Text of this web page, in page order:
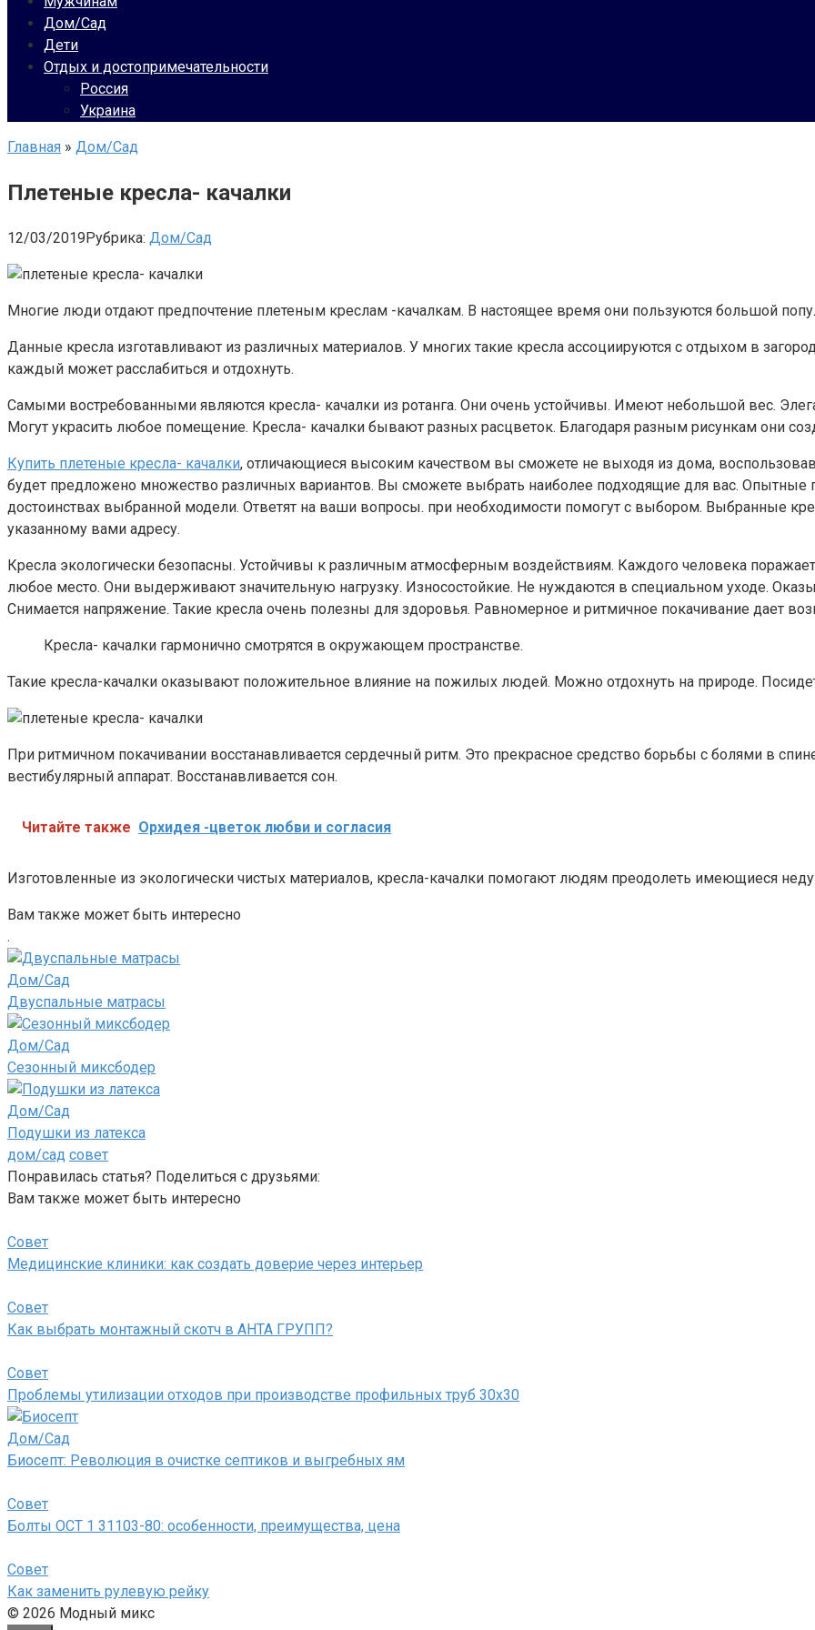
Дом/Сад
Дети
Отдых и достопримечательности
Россия
Украина
Главная » Дом/Сад
Плетеные кресла- качалки
12/03/2019Рубрика: Дом/Сад
Многие люди отдают предпочтение плетеным креслам -качалкам. В настоящее время они пользуются большой
Данные кресла изготавливают из различных материалов. У многих такие кресла ассоциируются с отдыхом в
каждый может расслабиться и отдохнуть.
Самыми востребованными являются кресла- качалки из ротанга. Они очень устойчивы. Имеют небольшой вес.
Могут украсить любое помещение. Кресла- качалки бывают разных расцветок. Благодаря разным рисункам они
Купить плетеные кресла- качалки, отличающиеся высоким качеством вы сможете не выходя из дома,
будет предложено множество различных вариантов. Вы сможете выбрать наиболее подходящие для вас. Опытные
достоинствах выбранной модели. Ответят на ваши вопросы. при необходимости помогут с выбором. Выбранные
указанному вами адресу.
Кресла экологически безопасны. Устойчивы к различным атмосферным воздействиям. Каждого человека
любое место. Они выдерживают значительную нагрузку. Износостойкие. Не нуждаются в специальном уходе.
Снимается напряжение. Такие кресла очень полезны для здоровья. Равномерное и ритмичное покачивание дает
Кресла- качалки гармонично смотрятся в окружающем пространстве.
Такие кресла-качалки оказывают положительное влияние на пожилых людей. Можно отдохнуть на природе.
При ритмичном покачивании восстанавливается сердечный ритм. Это прекрасное средство борьбы с болями в
вестибулярный аппарат. Восстанавливается сон.
Читайте также Орхидея -цветок любви и согласия
Изготовленные из экологически чистых материалов, кресла-качалки помогают людям преодолеть имеющиеся
Вам также может быть интересно
.
Дом/Сад
Двуспальные матрасы
Дом/Сад
Сезонный миксбодер
Дом/Сад
Подушки из латекса
дом/сад совет
Понравилась статья? Поделиться с друзьями:
Вам также может быть интересно
Совет
Медицинские клиники: как создать доверие через интерьер
Совет
Как выбрать монтажный скотч в АНТА ГРУПП?
Совет
Проблемы утилизации отходов при производстве профильных труб 30х30
Дом/Сад
Биосепт: Революция в очистке септиков и выгребных ям
Совет
Болты ОСТ 1 31103-80: особенности, преимущества, цена
Совет
Как заменить рулевую рейку
© 2026 Модный микс